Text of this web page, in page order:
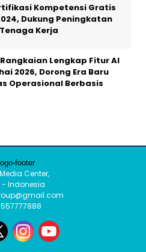
Kompetensi Gratis
Dukung Peningkatan
Kerja
Lengkap Fitur AI
2026, Dorong Era Baru
Operasional Berbasis
Center,
- Indonesia